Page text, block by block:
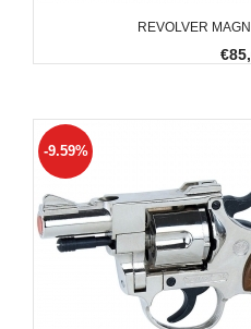
REVOLVER
-9.59%